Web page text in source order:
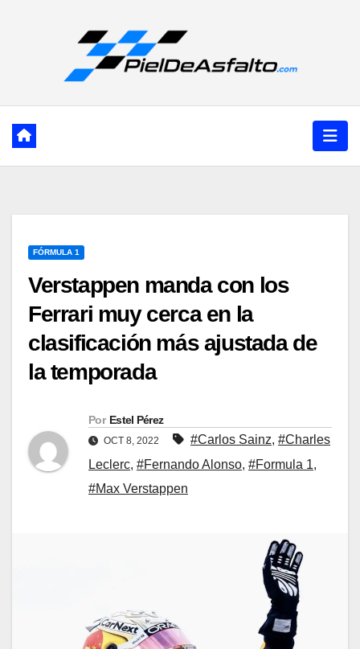
FÓRMULA 1
Verstappen manda con los
Ferrari muy cerca en la
clasificación más ajustada de
la temporada
Por Estel Pérez
OCT 8, 2022 #Carlos Sainz, #Charles
Leclerc, #Fernando Alonso, #Formula 1,
#Max Verstappen